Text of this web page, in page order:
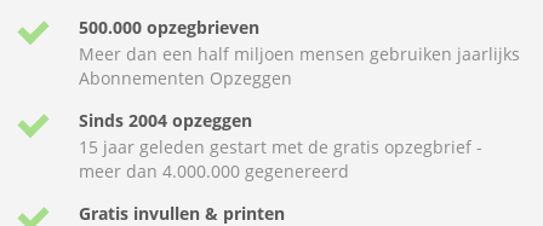
500.000 opzegbrieven
Meer dan een half miljoen mensen gebruiken jaarlijks
Abonnementen Opzeggen
Sinds 2004 opzeggen
15 jaar geleden gestart met de gratis opzegbrief -
meer dan 4.000.000 gegenereerd
Gratis invullen & printen